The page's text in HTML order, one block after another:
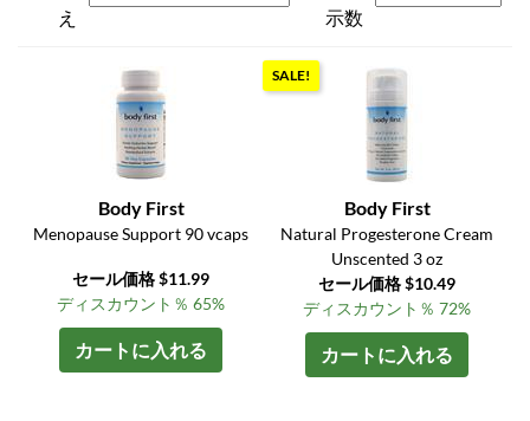
え
示数
Body First
Menopause Support 90 vcaps
セール価格 $11.99
ディスカウント％ 65%
カートに入れる
SALE!
Body First
Natural Progesterone Cream
Unscented 3 oz
セール価格 $10.49
ディスカウント％ 72%
カートに入れる